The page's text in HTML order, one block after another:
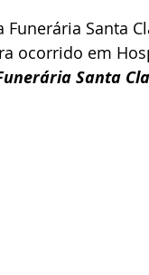
Funerária Santa
ocorrido em
Santa